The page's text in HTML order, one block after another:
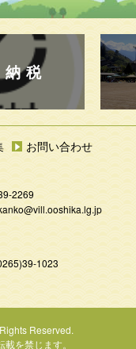
納税
お問い合わせ
2269
1023
Reserved.
を禁じます。